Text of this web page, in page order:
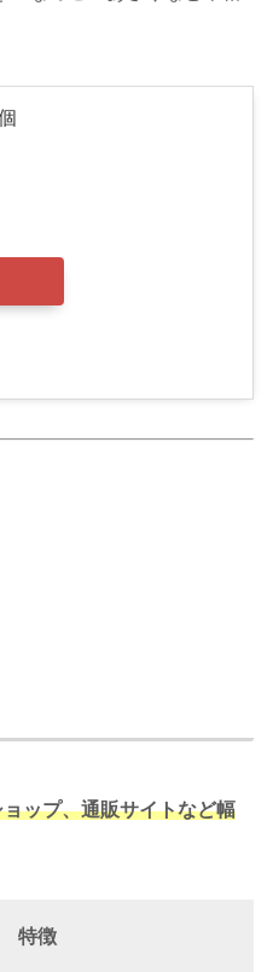
ップ、通販サイトなど幅
特徴